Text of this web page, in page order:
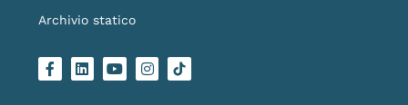
Archivio statico
F
a
L
i
Y
o
I
n
L
o